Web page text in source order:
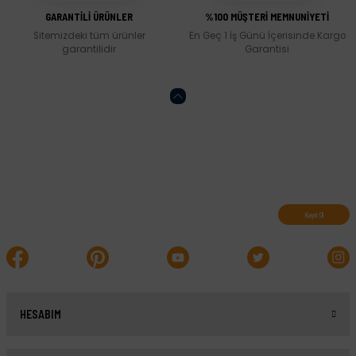
GARANTİLİ ÜRÜNLER
Sitemizdeki tüm ürünler
garantilidir
%100 MÜŞTERİ MEMNUNİYETİ
En Geç 1 İş Günü İçerisinde Kargo
Garantisi
Kayıt Ol
HESABIM